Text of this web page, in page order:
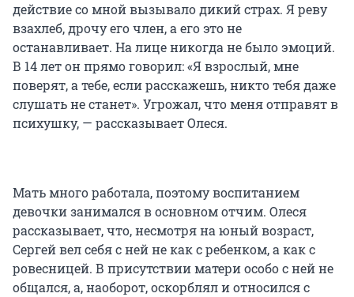
действие со мной вызывало дикий страх. Я реву
взахлеб, дрочу его член, а его это не
останавливает. На лице никогда не было эмоций.
В 14 лет он прямо говорил: «Я взрослый, мне
поверят, а тебе, если расскажешь, никто тебя даже
слушать не станет». Угрожал, что меня отправят в
психушку, — рассказывает Олеся.
Мать много работала, поэтому воспитанием
девочки занимался в основном отчим. Олеся
рассказывает, что, несмотря на юный возраст,
Сергей вел себя с ней не как с ребенком, а как с
ровесницей. В присутствии матери особо с ней не
общался, а, наоборот, оскорблял и относился с